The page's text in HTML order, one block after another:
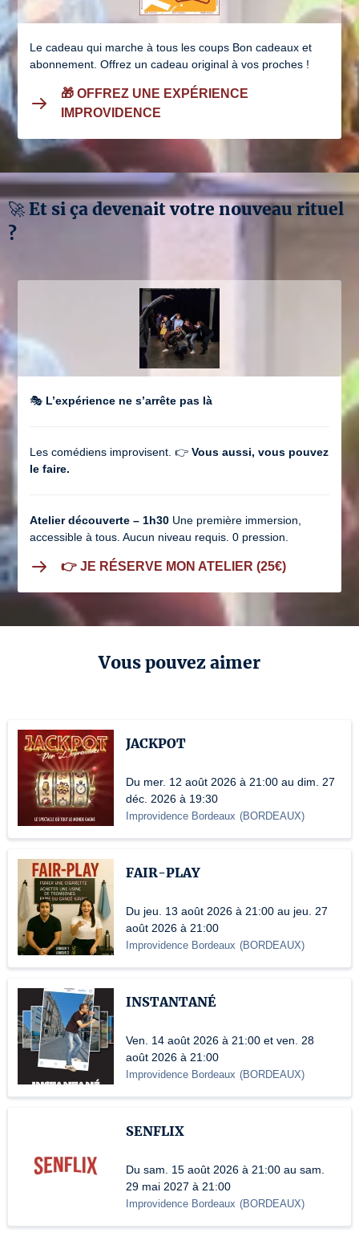
Vous pouvez aimer
JACKPOT
Du mer. 12 août 2026 à 21:00 au dim. 27
déc. 2026 à 19:30
Improvidence Bordeaux (BORDEAUX)
FAIR-PLAY
Du jeu. 13 août 2026 à 21:00 au jeu. 27
août 2026 à 21:00
Improvidence Bordeaux (BORDEAUX)
INSTANTANÉ
Ven. 14 août 2026 à 21:00 et ven. 28
août 2026 à 21:00
Improvidence Bordeaux (BORDEAUX)
SENFLIX
Du sam. 15 août 2026 à 21:00 au sam.
29 mai 2027 à 21:00
Improvidence Bordeaux (BORDEAUX)
Le cadeau qui marche à tous les coups Bon cadeaux et
abonnement. Offrez un cadeau original à vos proches !
🎁 OFFREZ UNE EXPÉRIENCE
IMPROVIDENCE
🚀 Et si ça devenait votre nouveau rituel
?
🎭 L’expérience ne s’arrête pas là
Les comédiens improvisent. 👉 Vous aussi, vous pouvez
le faire.
Atelier découverte – 1h30 Une première immersion,
accessible à tous. Aucun niveau requis. 0 pression.
👉 JE RÉSERVE MON ATELIER (25€)